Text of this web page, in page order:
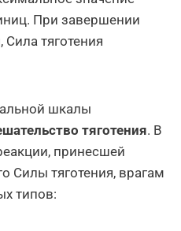
При завершении
Сила тяготения
шкалы
тяготения. В
принесшей
Силы тяготения, врагам
типов: